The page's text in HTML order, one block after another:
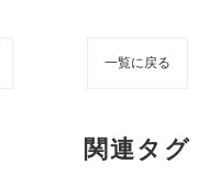
一覧に戻る
関連タグ